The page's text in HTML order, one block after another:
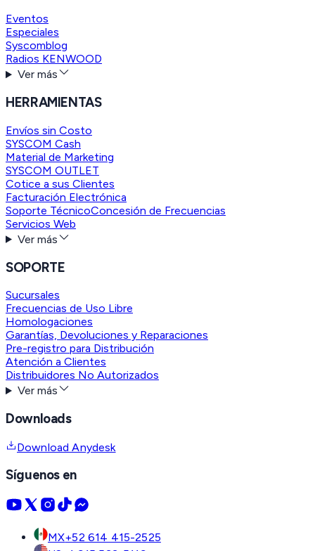
Eventos
Especiales
Syscomblog
Radios KENWOOD
Ver más
HERRAMIENTAS
Envíos sin Costo
SYSCOM Cash
Material de Marketing
SYSCOM OUTLET
Cotice a sus Clientes
Facturación Electrónica
Soporte TécnicoConcesión de Frecuencias
Servicios Web
Ver más
SOPORTE
Sucursales
Frecuencias de Uso Libre
Homologaciones
Garantías, Devoluciones y Reparaciones
Pre-registro para Distribución
Atención a Clientes
Distribuidores No Autorizados
Ver más
Downloads
Download Anydesk
Síguenos en
MX+52 614 415-2525